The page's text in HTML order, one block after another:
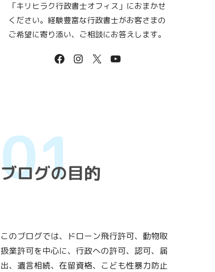
「キリヒラク行政書士オフィス」におまかせ
ください。経験豊富な行政書士がお客さまの
ご希望に寄り添い、ご相談にお答えします。
ブログの目的
このブログでは、ドローン飛行許可、動物取
扱業許可を中心に、行政への許可、認可、届
出、遺言相続、在留資格、こども性暴力防止